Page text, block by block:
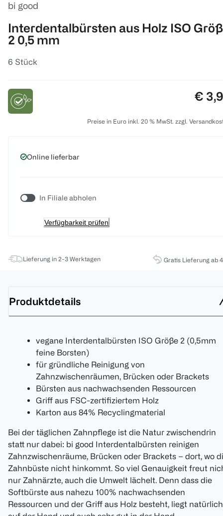
bi good
Interdentalbürsten aus Holz ISO
2 0,5 mm
6 Stück
€
Preise in Euro inkl. 20 % MwSt. zzgl.
Online lieferbar
In Filiale abholen
Verfügbarkeit prüfen
Lieferung in 2-3 Werktagen Gratis Lieferung ab
Produktdetails
vegane Interdentalbürsten ISO Größe 2 (0,5mm
feine Borsten)
für gründliche Reinigung von
Zahnzwischenräumen, Brücken oder Brackets
Bürsten aus nachwachsenden Ressourcen
Griff aus FSC-zertifiziertem Holz
Karton aus 84% Recyclingmaterial
Bei der täglichen Zahnpflege ist die Natur zwischendrin
statt nur dabei: bi good Interdentalbürsten reinigen
Zahnzwischenräume, Brücken oder Brackets – dort, wo
Zahnbüste nicht hinkommt. So viel Genauigkeit freut
nur Zahnärzte, auch die Umwelt lächelt. Denn dass die
Softbürste aus nahezu 100% nachwachsenden
Ressourcen und der Griff aus Holz besteht, liegt natürlich